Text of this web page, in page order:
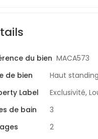
du bien MACA573
de bien
Haut standing
Label
Exclusivité,
de bain
3
2